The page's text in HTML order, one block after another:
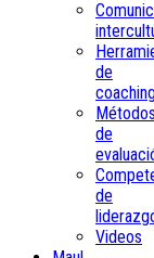
de
Métodos
de
de
Videos